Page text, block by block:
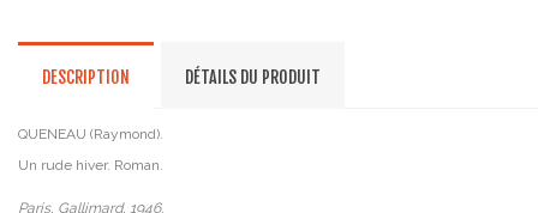
DESCRIPTION DÉTAILS DU PRODUIT
QUENEAU (Raymond).
Un rude hiver. Roman.
Paris, Gallimard, 1946.